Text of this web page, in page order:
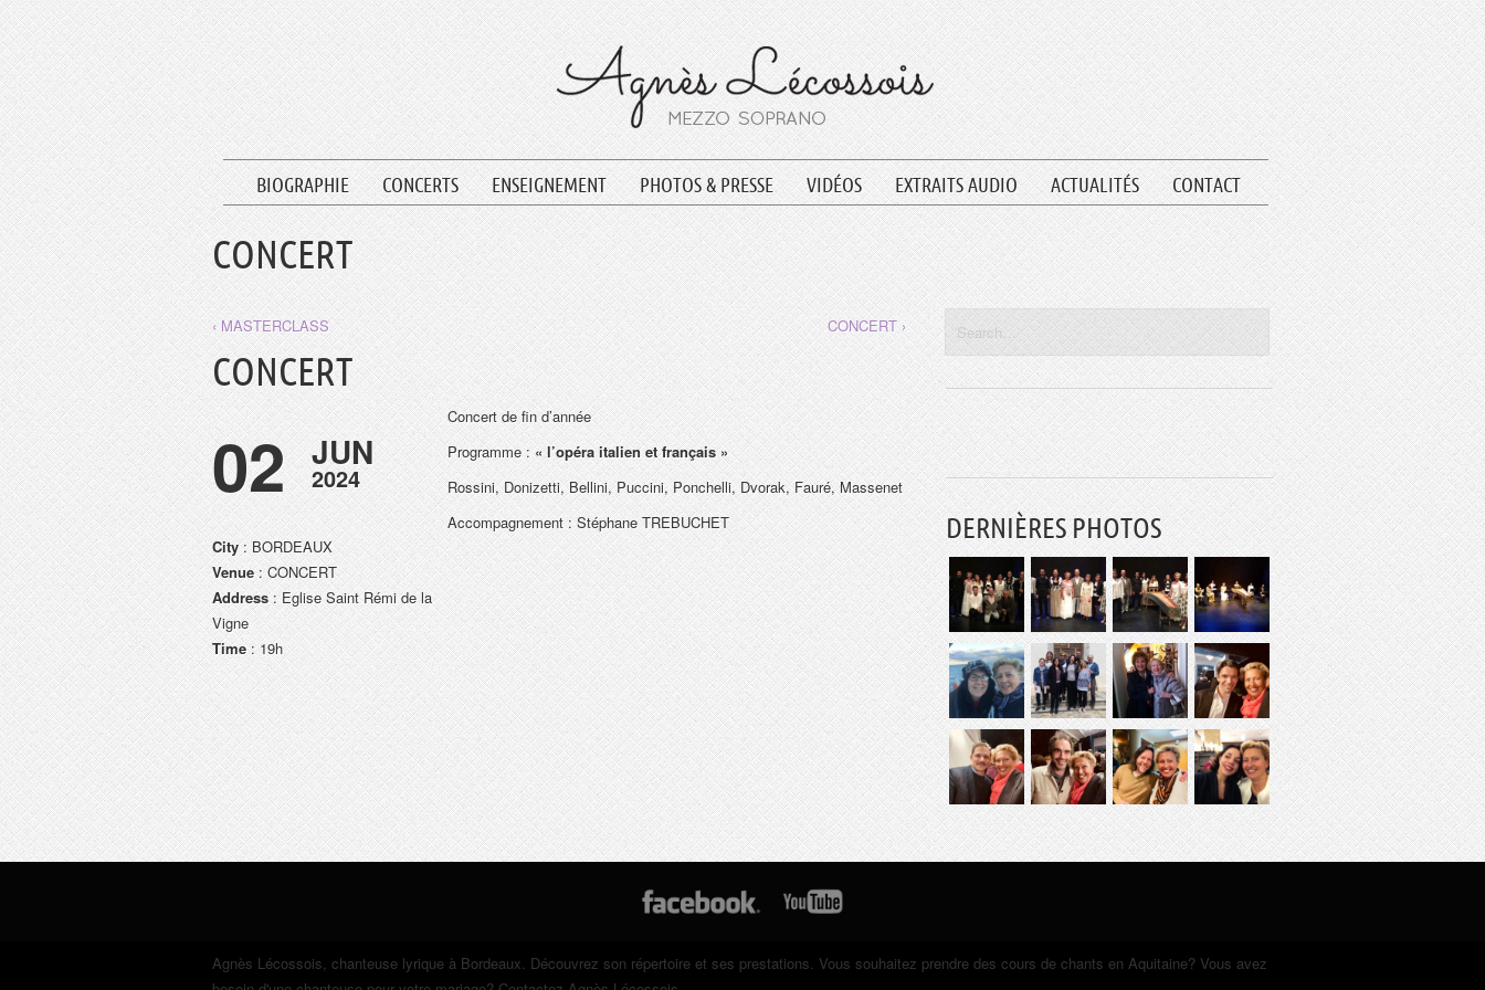
BIOGRAPHIE CONCERTS ENSEIGNEMENT PHOTOS & PRESSE VIDÉOS EXTRAITS AUDIO ACTUALITÉS CONTACT
CONCERT
‹ MASTERCLASS CONCERT ›
CONCERT
02 JUN
2024
City: BORDEAUX
Venue: CONCERT
Address: Eglise Saint Rémi de la
Vigne
Time: 19h
Concert de fin d’année
Programme :« l’opéra italien et français »
Rossini, Donizetti, Bellini, Puccini, Ponchelli, Dvorak, Fauré, Massenet
Accompagnement : Stéphane TREBUCHET
DERNIÈRES PHOTOS
Agnès Lécossois, chanteuse lyrique à Bordeaux. Découvrez son répertoire et ses prestations. Vous souhaitez prendre des cours de chants en Aquitaine? Vous avez